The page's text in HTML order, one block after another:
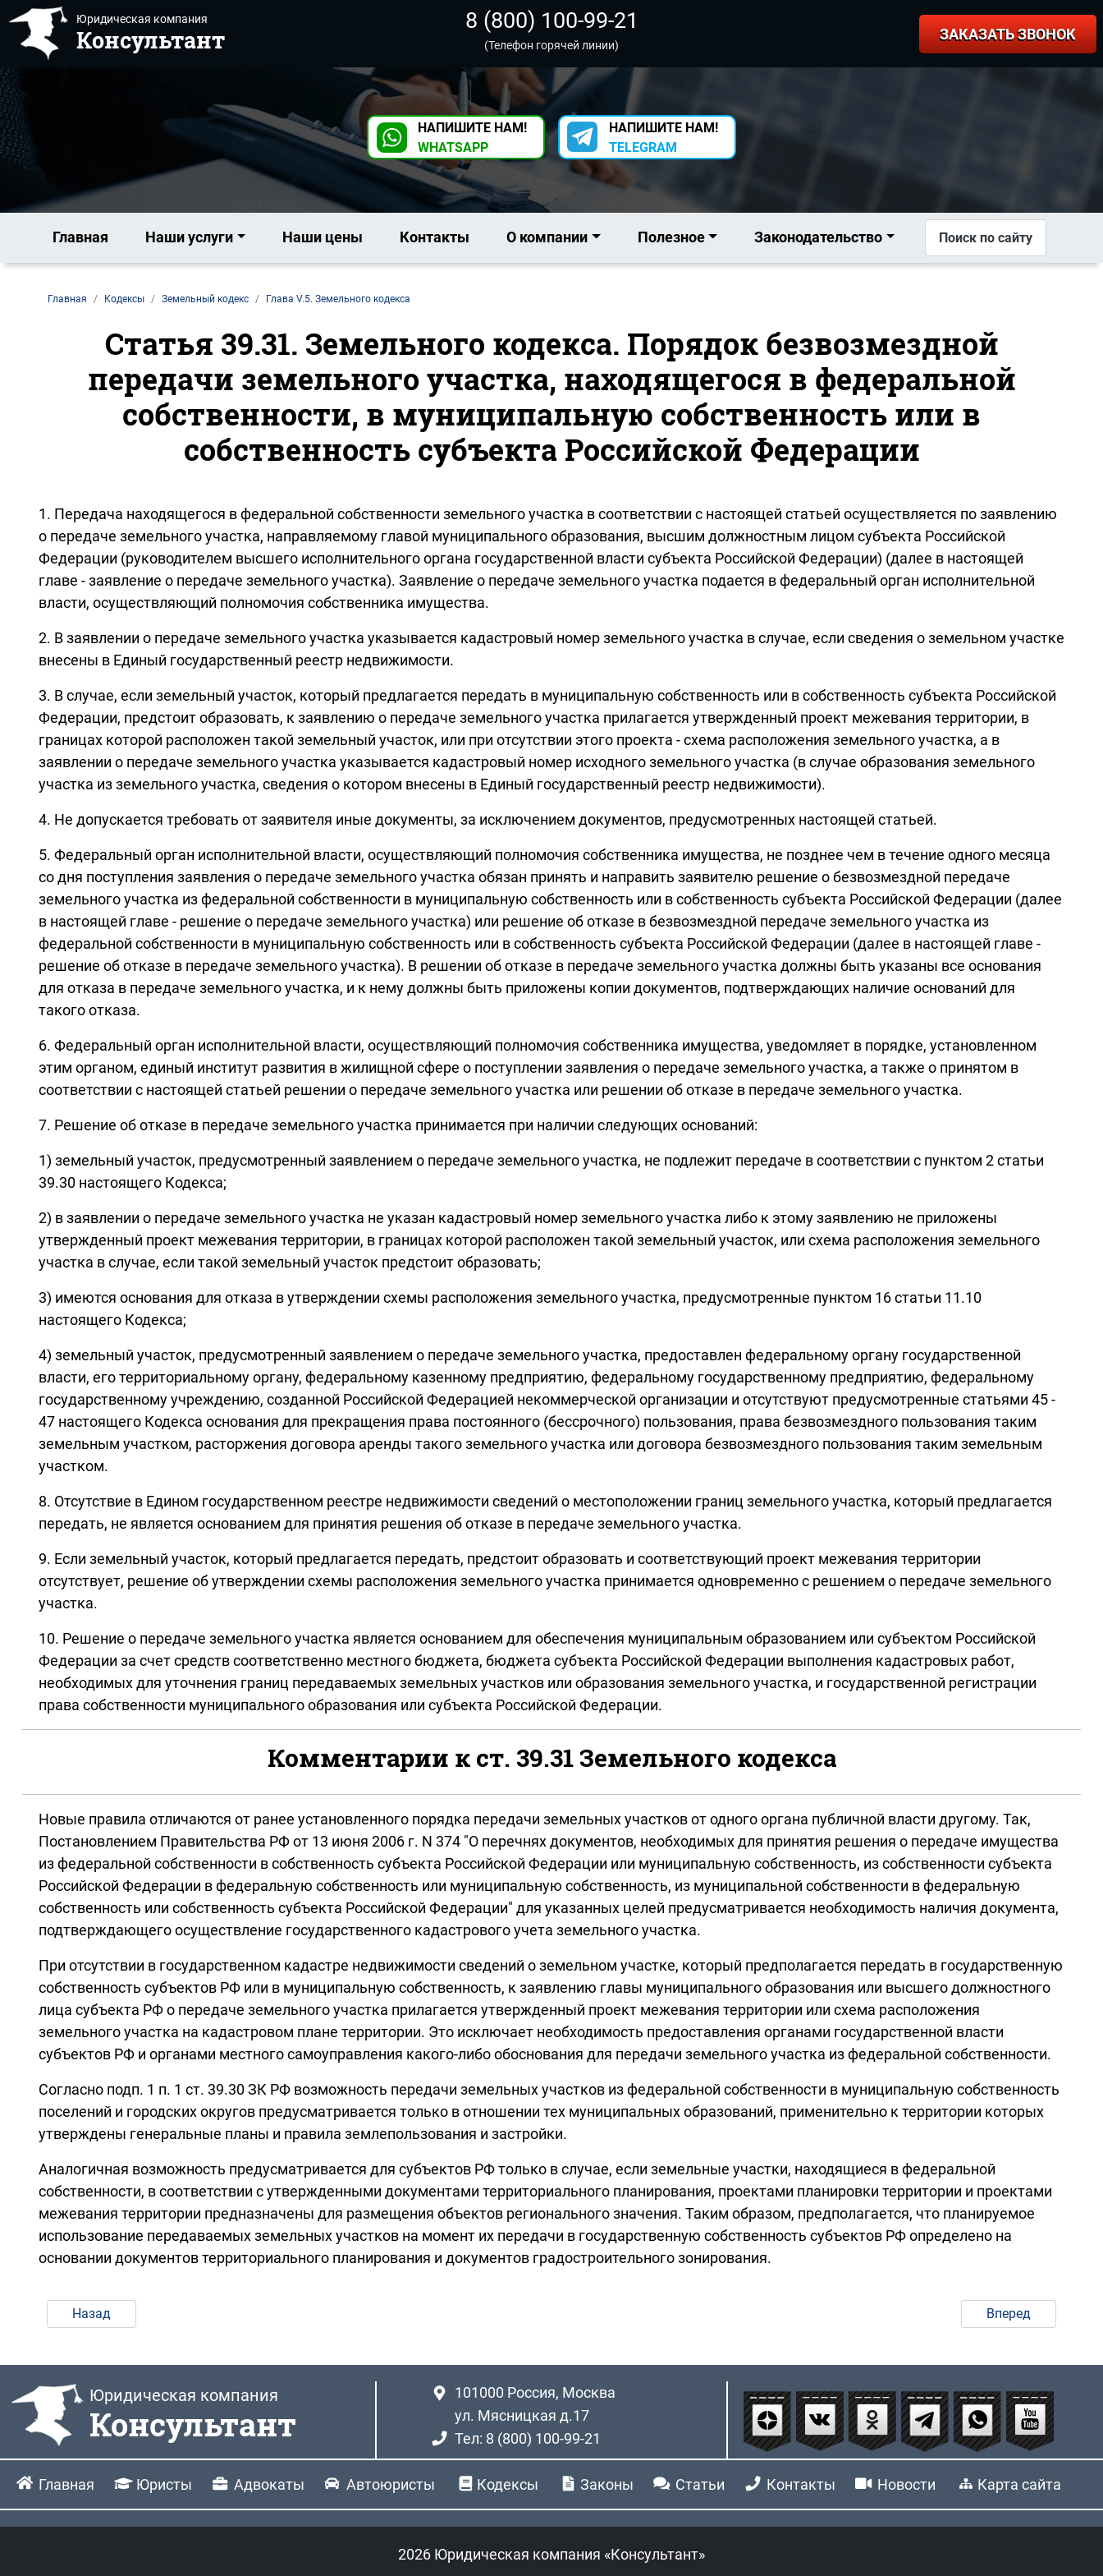
Юридическая компания
Консультант
8 (800) 100-99-21
(Телефон горячей линии)
ЗАКАЗАТЬ ЗВОНОК
НАПИШИТЕ НАМ!
WHATSAPP
НАПИШИТЕ НАМ!
TELEGRAM
Главная Наши услуги Наши цены Контакты О компании Полезное Законодательство Поиск по сайту
Главная Кодексы Земельный кодекс Глава V.5. Земельного кодекса
Статья 39.31. Земельного кодекса. Порядок безвозмездной
передачи земельного участка, находящегося в федеральной
собственности, в муниципальную собственность или в
собственность субъекта Российской Федерации
1. Передача находящегося в федеральной собственности земельного участка в соответствии с настоящей статьей осуществляется по заявлению
о передаче земельного участка, направляемому главой муниципального образования, высшим должностным лицом субъекта Российской
Федерации (руководителем высшего исполнительного органа государственной власти субъекта Российской Федерации) (далее в настоящей
главе - заявление о передаче земельного участка). Заявление о передаче земельного участка подается в федеральный орган исполнительной
власти, осуществляющий полномочия собственника имущества.
2. В заявлении о передаче земельного участка указывается кадастровый номер земельного участка в случае, если сведения о земельном участке
внесены в Единый государственный реестр недвижимости.
3. В случае, если земельный участок, который предлагается передать в муниципальную собственность или в собственность субъекта Российской
Федерации, предстоит образовать, к заявлению о передаче земельного участка прилагается утвержденный проект межевания территории, в
границах которой расположен такой земельный участок, или при отсутствии этого проекта - схема расположения земельного участка, а в
заявлении о передаче земельного участка указывается кадастровый номер исходного земельного участка (в случае образования земельного
участка из земельного участка, сведения о котором внесены в Единый государственный реестр недвижимости).
4. Не допускается требовать от заявителя иные документы, за исключением документов, предусмотренных настоящей статьей.
5. Федеральный орган исполнительной власти, осуществляющий полномочия собственника имущества, не позднее чем в течение одного месяца
со дня поступления заявления о передаче земельного участка обязан принять и направить заявителю решение о безвозмездной передаче
земельного участка из федеральной собственности в муниципальную собственность или в собственность субъекта Российской Федерации (далее
в настоящей главе - решение о передаче земельного участка) или решение об отказе в безвозмездной передаче земельного участка из
федеральной собственности в муниципальную собственность или в собственность субъекта Российской Федерации (далее в настоящей главе -
решение об отказе в передаче земельного участка). В решении об отказе в передаче земельного участка должны быть указаны все основания
для отказа в передаче земельного участка, и к нему должны быть приложены копии документов, подтверждающих наличие оснований для
такого отказа.
6. Федеральный орган исполнительной власти, осуществляющий полномочия собственника имущества, уведомляет в порядке, установленном
этим органом, единый институт развития в жилищной сфере о поступлении заявления о передаче земельного участка, а также о принятом в
соответствии с настоящей статьей решении о передаче земельного участка или решении об отказе в передаче земельного участка.
7. Решение об отказе в передаче земельного участка принимается при наличии следующих оснований:
1) земельный участок, предусмотренный заявлением о передаче земельного участка, не подлежит передаче в соответствии с пунктом 2 статьи
39.30 настоящего Кодекса;
2) в заявлении о передаче земельного участка не указан кадастровый номер земельного участка либо к этому заявлению не приложены
утвержденный проект межевания территории, в границах которой расположен такой земельный участок, или схема расположения земельного
участка в случае, если такой земельный участок предстоит образовать;
3) имеются основания для отказа в утверждении схемы расположения земельного участка, предусмотренные пунктом 16 статьи 11.10
настоящего Кодекса;
4) земельный участок, предусмотренный заявлением о передаче земельного участка, предоставлен федеральному органу государственной
власти, его территориальному органу, федеральному казенному предприятию, федеральному государственному предприятию, федеральному
государственному учреждению, созданной Российской Федерацией некоммерческой организации и отсутствуют предусмотренные статьями 45 -
47 настоящего Кодекса основания для прекращения права постоянного (бессрочного) пользования, права безвозмездного пользования таким
земельным участком, расторжения договора аренды такого земельного участка или договора безвозмездного пользования таким земельным
участком.
8. Отсутствие в Едином государственном реестре недвижимости сведений о местоположении границ земельного участка, который предлагается
передать, не является основанием для принятия решения об отказе в передаче земельного участка.
9. Если земельный участок, который предлагается передать, предстоит образовать и соответствующий проект межевания территории
отсутствует, решение об утверждении схемы расположения земельного участка принимается одновременно с решением о передаче земельного
участка.
10. Решение о передаче земельного участка является основанием для обеспечения муниципальным образованием или субъектом Российской
Федерации за счет средств соответственно местного бюджета, бюджета субъекта Российской Федерации выполнения кадастровых работ,
необходимых для уточнения границ передаваемых земельных участков или образования земельного участка, и государственной регистрации
права собственности муниципального образования или субъекта Российской Федерации.
Комментарии к ст. 39.31 Земельного кодекса
Новые правила отличаются от ранее установленного порядка передачи земельных участков от одного органа публичной власти другому. Так,
Постановлением Правительства РФ от 13 июня 2006 г. N 374 "О перечнях документов, необходимых для принятия решения о передаче имущества
из федеральной собственности в собственность субъекта Российской Федерации или муниципальную собственность, из собственности субъекта
Российской Федерации в федеральную собственность или муниципальную собственность, из муниципальной собственности в федеральную
собственность или собственность субъекта Российской Федерации" для указанных целей предусматривается необходимость наличия документа,
подтверждающего осуществление государственного кадастрового учета земельного участка.
При отсутствии в государственном кадастре недвижимости сведений о земельном участке, который предполагается передать в государственную
собственность субъектов РФ или в муниципальную собственность, к заявлению главы муниципального образования или высшего должностного
лица субъекта РФ о передаче земельного участка прилагается утвержденный проект межевания территории или схема расположения
земельного участка на кадастровом плане территории. Это исключает необходимость предоставления органами государственной власти
субъектов РФ и органами местного самоуправления какого-либо обоснования для передачи земельного участка из федеральной собственности.
Согласно подп. 1 п. 1 ст. 39.30 ЗК РФ возможность передачи земельных участков из федеральной собственности в муниципальную собственность
поселений и городских округов предусматривается только в отношении тех муниципальных образований, применительно к территории которых
утверждены генеральные планы и правила землепользования и застройки.
Аналогичная возможность предусматривается для субъектов РФ только в случае, если земельные участки, находящиеся в федеральной
собственности, в соответствии с утвержденными документами территориального планирования, проектами планировки территории и проектами
межевания территории предназначены для размещения объектов регионального значения. Таким образом, предполагается, что планируемое
использование передаваемых земельных участков на момент их передачи в государственную собственность субъектов РФ определено на
основании документов территориального планирования и документов градостроительного зонирования.
Назад Вперед
Юридическая компания
Консультант
101000 Россия, Москва
ул. Мясницкая д.17
Тел: 8 (800) 100-99-21
Главная Юристы Адвокаты Автоюристы Кодексы Законы Статьи Контакты Новости Карта сайта
2026 Юридическая компания «Консультант»